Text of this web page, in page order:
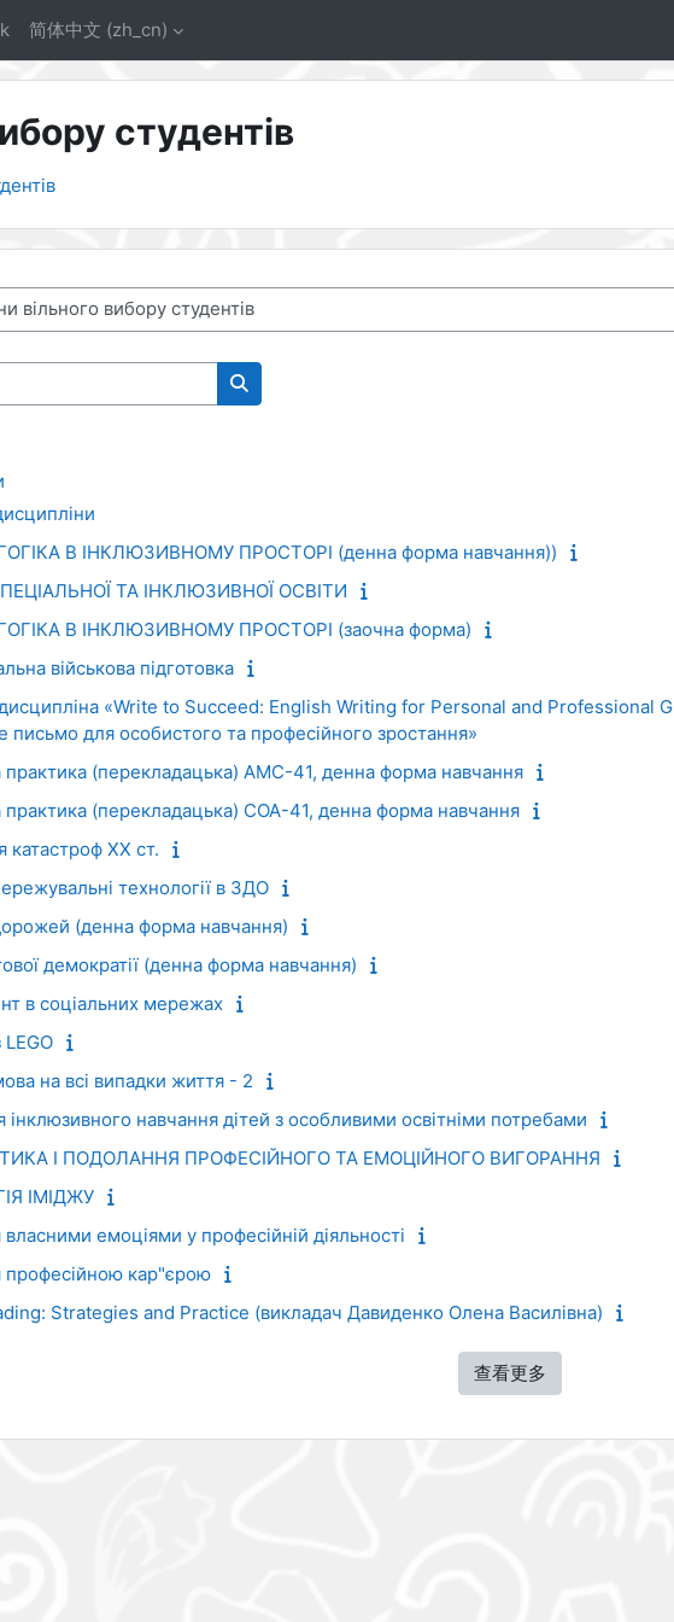
简体中文 ‎(zh_cn)‎
студентів
搜索课程
В ІНКЛЮЗИВНОМУ ПРОСТОРІ (денна форма навчання))
ТА ІНКЛЮЗИВНОЇ ОСВІТИ
В ІНКЛЮЗИВНОМУ ПРОСТОРІ (заочна форма)
військова підготовка
«Write to Succeed: English Writing for Personal and Professional
письмо для особистого та професійного зростання»
(перекладацька) АМС-41, денна форма навчання
(перекладацька) СОА-41, денна форма навчання
катастроф XX ст.
технології в ЗДО
(денна форма навчання)
демократії (денна форма навчання)
в соціальних мережах
на всі випадки життя - 2
інклюзивного навчання дітей з особливими освітніми потребами
І ПОДОЛАННЯ ПРОФЕСІЙНОГО ТА ЕМОЦІЙНОГО ВИГОРАННЯ
ІМІДЖУ
власними емоціями у професійній діяльності
професійною кар"єрою
Strategies and Practice (викладач Давиденко Олена Василівна)
查看更多